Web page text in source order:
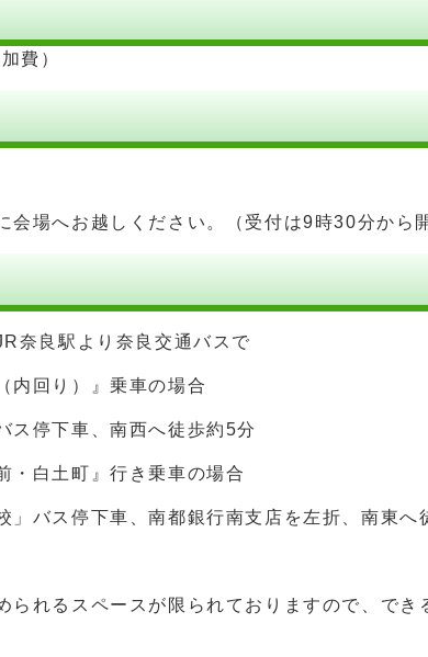
費）
会場へお越しください。（受付は9時30分から
奈良駅より奈良交通バスで
内回り）』乗車の場合
ス停下車、南西へ徒歩約5分
・白土町』行き乗車の場合
バス停下車、南都銀行南支店を左折、南東へ
られるスペースが限られておりますので、でき